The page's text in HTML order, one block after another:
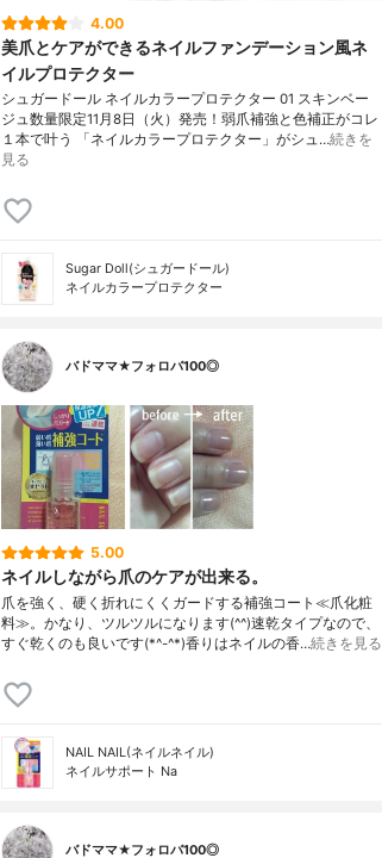
4.00
美爪とケアができるネイルファンデーション風ネ
イルプロテクター
シュガードール ネイルカラープロテクター 01 スキンベー
ジュ数量限定11月8日（火）発売！弱爪補強と色補正がコレ
１本で叶う 「ネイルカラープロテクター」がシュ…続きを
見る
Sugar Doll(シュガードール)
ネイルカラープロテクター
バドママ★フォロバ100◎
5.00
ネイルしながら爪のケアが出来る。
爪を強く、硬く折れにくくガードする補強コート≪爪化粧
料≫。かなり、ツルツルになります(^^)速乾タイプなので、
すぐ乾くのも良いです(*^-^*)香りはネイルの香…続きを見る
NAIL NAIL(ネイルネイル)
ネイルサポート Na
バドママ★フォロバ100◎